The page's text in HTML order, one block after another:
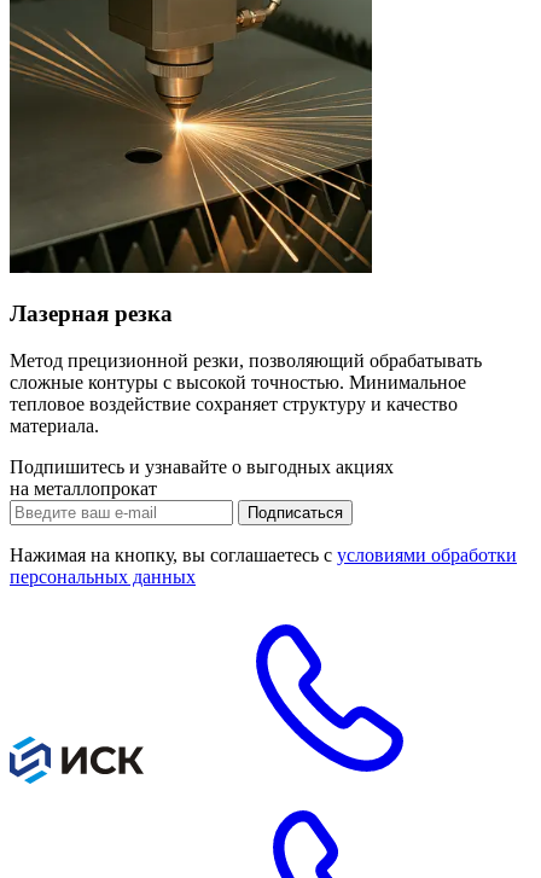
Лазерная резка
Метод прецизионной резки, позволяющий обрабатывать
сложные контуры с высокой точностью. Минимальное
тепловое воздействие сохраняет структуру и качество
материала.
Подпишитесь и узнавайте о выгодных акциях
на металлопрокат
Нажимая на кнопку, вы соглашаетесь с условиями обработки
персональных данных